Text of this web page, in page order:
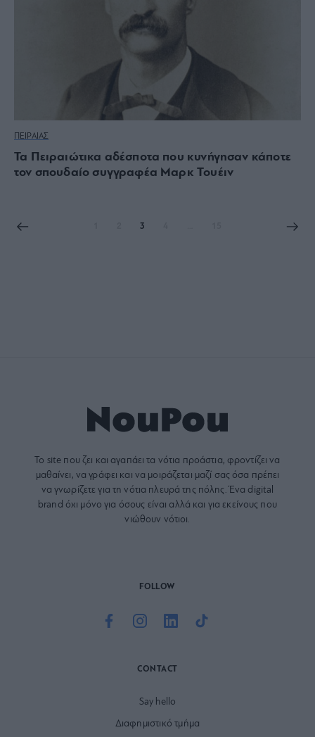
ΠΕΙΡΑΙΑΣ
Τα Πειραιώτικα αδέσποτα που κυνήγησαν κάποτε
τον σπουδαίο συγγραφέα Μαρκ Τουέιν
3
Το site που ζει και αγαπάει τα νότια προάστια, φροντίζει να
μαθαίνει, να γράφει και να μοιράζεται μαζί σας όσα πρέπει
να γνωρίζετε για τη νότια πλευρά της πόλης. Ένα digital
brand όχι μόνο για όσους είναι αλλά και για εκείνους που
νιώθουν νότιοι.
FOLLOW
CONTACT
Say hello
Διαφημιστικό τμήμα